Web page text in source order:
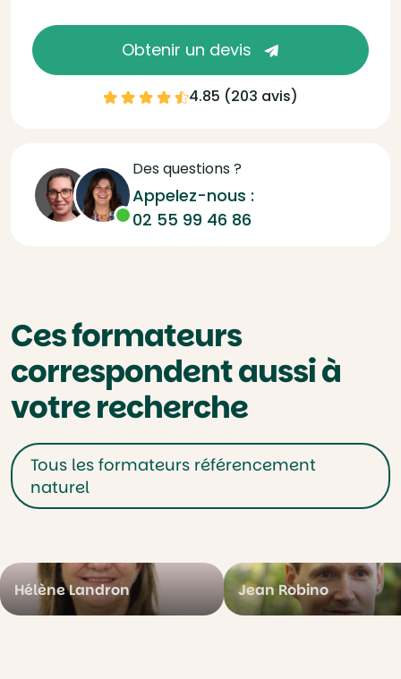
Obtenir un devis
4.85 (203 avis)
Des questions ?
Appelez-nous :
02 55 99 46 86
Ces formateurs
correspondent aussi à
votre recherche
Tous les formateurs référencement
naturel
Hélène Landron Jean Robino